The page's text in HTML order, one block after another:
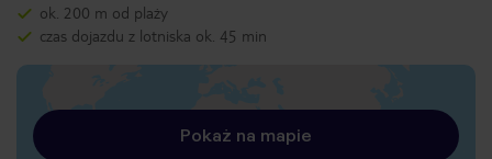
ok. 200 m od plaży
czas dojazdu z lotniska ok. 45 min
Pokaż na mapie